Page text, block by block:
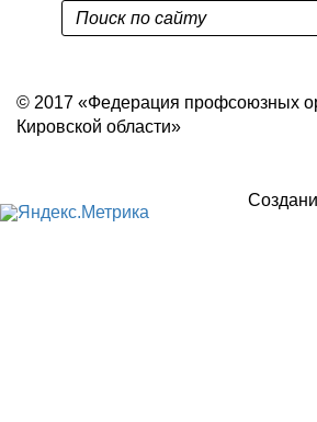
© 2017 «Федерация профсоюзных
Кировской области»